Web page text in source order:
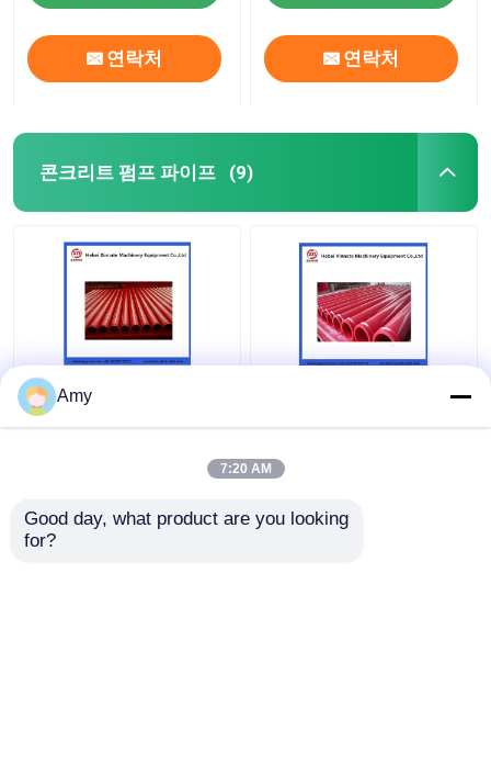
연락처 연락처
콘크리트 펌프 파이프 (9)
Amy
7:20 AM
Good day, what product are you looking
for?